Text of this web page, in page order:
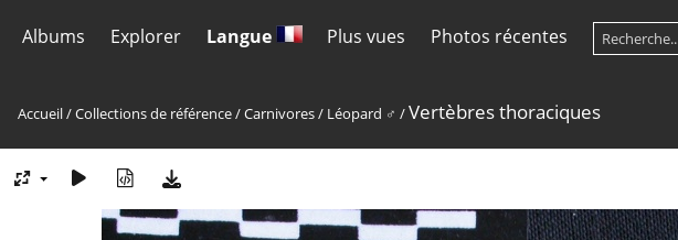
Albums Explorer Langue Plus vues Photos récentes
Accueil/Collections de référence/Carnivores/ Léopard ♂ /Vertèbres thoraciques